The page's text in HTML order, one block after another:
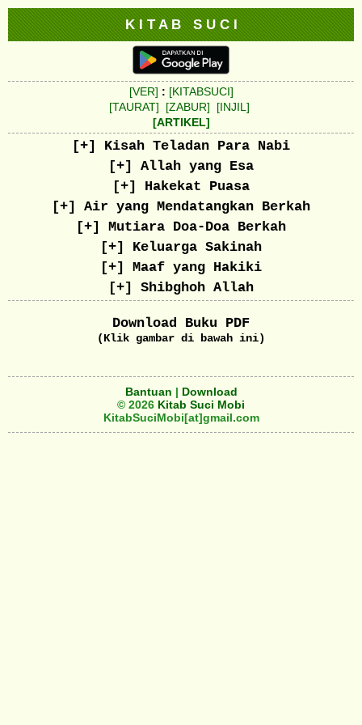
K I T A B S U C I
[VER] : [KITABSUCI]
[TAURAT]
[ZABUR]
[INJIL]
[ARTIKEL]
[+] Kisah Teladan Para Nabi
[+] Allah yang Esa
[+] Hakekat Puasa
[+] Air yang Mendatangkan Berkah
[+] Mutiara Doa-Doa Berkah
[+] Keluarga Sakinah
[+] Maaf yang Hakiki
[+] Shibghoh Allah
Download Buku PDF
(Klik gambar di bawah ini)
Bantuan | Download
© 2026 Kitab Suci Mobi
KitabSuciMobi[at]gmail.com